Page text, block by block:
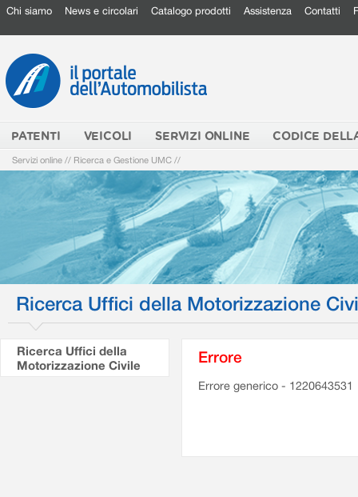
Chi siamo News e circolari Catalogo prodotti Assistenza Contatti
PATENTI VEICOLI SERVIZI ONLINE CODICE
Servizi online // Ricerca e Gestione UMC //
Ricerca Uffici della Motorizzazione
Ricerca Uffici della
Motorizzazione Civile
Errore
Errore generico - 1220643531